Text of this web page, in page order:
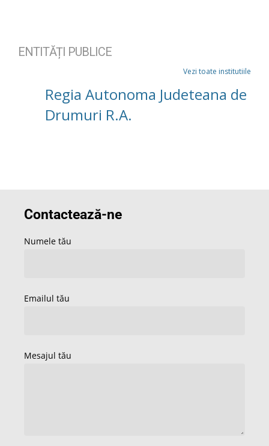
ENTITĂȚI PUBLICE
Vezi toate institutiile
Regia Autonoma Judeteana de
Drumuri R.A.